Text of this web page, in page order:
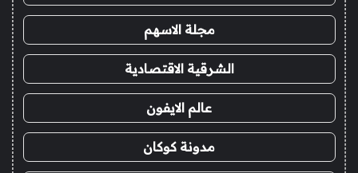
مجلة الاسهم
الشرقية الاقتصادية
عالم الايفون
مدونة كوكان